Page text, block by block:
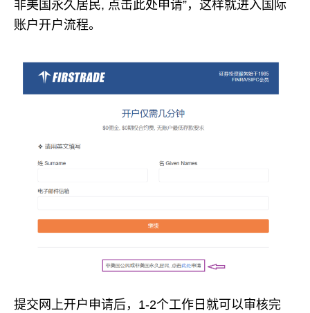
非美国永久居民, 点击此处申请”，这样就进入国际
账户开户流程。
提交网上开户申请后，1-2个工作日就可以审核完